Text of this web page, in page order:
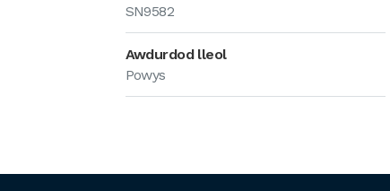
SN9582
Awdurdod lleol
Powys